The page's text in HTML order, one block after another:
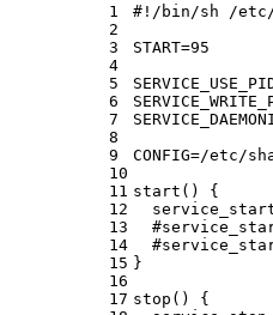
1
2
3
4
5
6
7
8
9
10
11
12
13
14
15
16
17
# !/bin/sh /etc/
START=95
CONFIG=/etc/
start() {
  #
  #
}
stop() {